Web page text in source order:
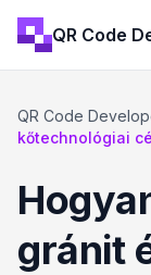
QR Code
QR Code
kőtechnológiai
gránit